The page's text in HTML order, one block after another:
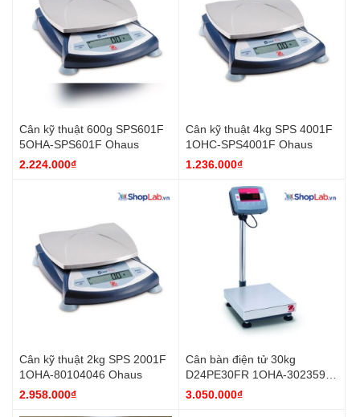
Cân kỹ thuật 600g SPS601F
5OHA-SPS601F Ohaus
2.224.000₫
Cân kỹ thuật 4kg SPS 4001F
1OHC-SPS4001F Ohaus
1.236.000₫
Cân kỹ thuật 2kg SPS 2001F
1OHA-80104046 Ohaus
2.958.000₫
Cân bàn điện tử 30kg
D24PE30FR 1OHA-30235922
Ohaus
3.050.000₫